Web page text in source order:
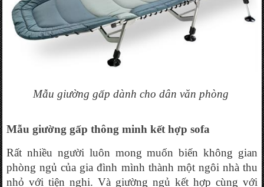
Mẫu giường gấp dành cho dân văn phòng
Mẫu giường gấp thông minh kết hợp sofa
Rất nhiều người luôn mong muốn biến không gian
phòng ngủ của gia đình mình thành một ngôi nhà thu
nhỏ với tiện nghi. Và giường ngủ kết hợp cùng với